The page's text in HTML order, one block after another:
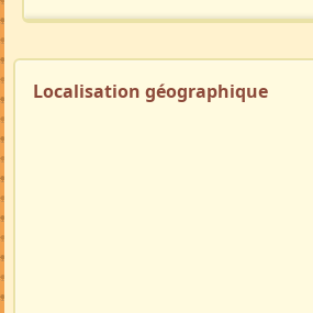
Localisation géographique